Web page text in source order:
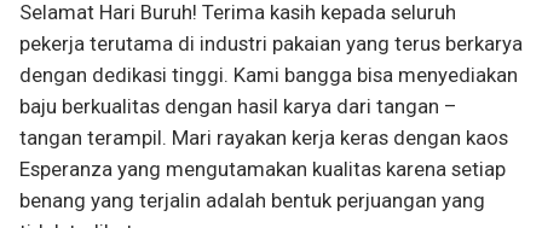
Selamat Hari Buruh! Terima kasih kepada seluruh
pekerja terutama di industri pakaian yang terus berkarya
dengan dedikasi tinggi. Kami bangga bisa menyediakan
baju berkualitas dengan hasil karya dari tangan –
tangan terampil. Mari rayakan kerja keras dengan kaos
Esperanza yang mengutamakan kualitas karena setiap
benang yang terjalin adalah bentuk perjuangan yang